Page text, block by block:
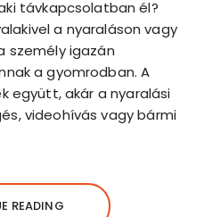
távkapcsolatban él?
a nyaraláson vagy
személy igazán
a gyomrodban. A
akár a nyaralási
videohívás vagy bármi
READING